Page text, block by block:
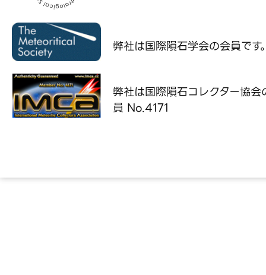
弊社は国際隕石学会の会員です
弊社は国際隕石コレクター協会
員 No.4171